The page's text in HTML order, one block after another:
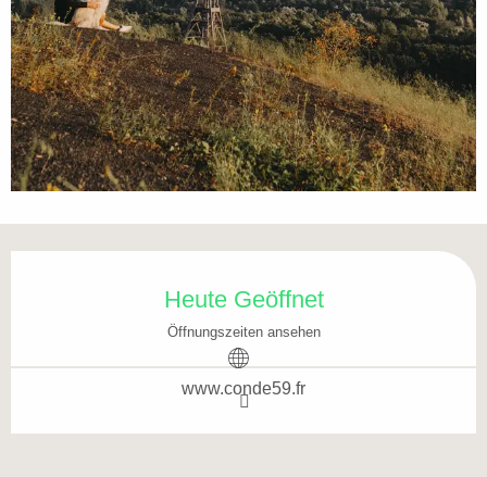
Heute Geöffnet
Öffnungszeiten ansehen
www.conde59.fr